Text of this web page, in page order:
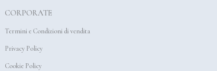
o
o
g
r
e
CORPORATE
Termini e Condizioni di vendita
Privacy Policy
Cookie Policy